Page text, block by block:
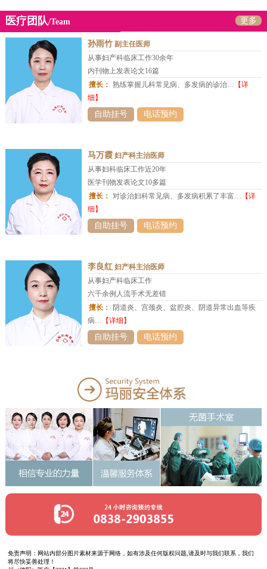
医疗团队/Team 更多
孙雨竹副主任医师
从事妇产科临床工作30余年
内刊物上发表论文16篇
擅长： 熟练掌握儿科常见病、多发病的诊治… 【详
细】
自助挂号 电话预约
马万霞妇产科主治医师
从事妇科临床工作近20年
医学刊物发表论文10多篇
擅长： 对诊治妇科常见病、多发病积累了丰富… 【详
细】
自助挂号 电话预约
李良红妇产科主治医师
从事妇产科临床工作
六千余例人流手术无差错
擅长：
阴道炎、宫颈炎、盆腔炎、阴道异常出血等疾
病… 【详细】
自助挂号 电话预约
免责声明：网站内部分图片素材来源于网络，如有涉及任何版权问题,请及时与我们联系，我们
将尽快妥善处理！